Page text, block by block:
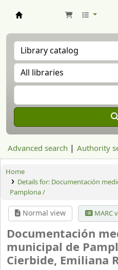
Advanced search Authority
Home
Details for: Documentación
Pamplona /
Normal view MARC
Documentación
municipal de
Cierbide, Emiliana